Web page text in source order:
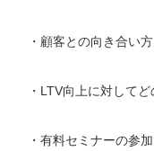
・顧客との向き合い
・LTV向上に対して
・有料セミナーの参